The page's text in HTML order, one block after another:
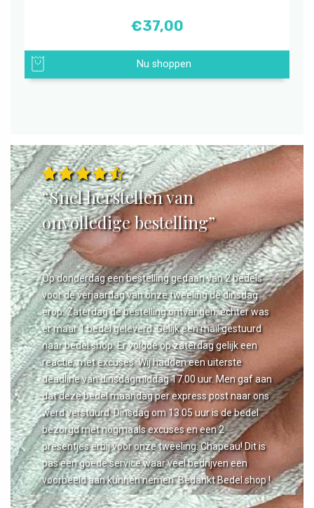
€37,00
Nu shoppen
“Snel herstellen van
onvolledige bestelling”
Op donderdag een bestelling gedaan van 2 bedels
voor de verjaardag van onze tweeling de dinsdag
erop. Zaterdag de bestelling ontvangen, echter was
er maar 1 bedel geleverd. Gelijk een mail gestuurd
naar bedel.shop. Er volgde op zaterdag gelijk een
reactie, met excuses. Wij hadden een uiterste
deadline van dinsdagmiddag 17.00 uur. Men gaf aan
dat deze bedel maandag per express post naar ons
werd verstuurd. Dinsdag om 13.05 uur is de bedel
bezorgd met nogmaals excuses en een 2
presentjes erbij voor onze tweeling. Chapeau! Dit is
pas een goede service waar veel bedrijven een
voorbeeld aan kunnen nemen. Bedankt Bedel.shop !